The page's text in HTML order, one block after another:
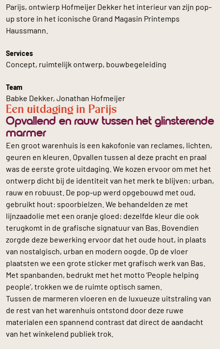
Parijs, ontwierp Hofmeijer Dekker het interieur van zijn pop-
up store in het iconische Grand Magasin Printemps
Haussmann.
Services
Concept, ruimtelijk ontwerp, bouwbegeleiding
Team
Babke Dekker, Jonathan Hofmeijer
Een uitdaging in Parijs
Opvallend en rauw tussen het glinsterende
marmer
Een groot warenhuis is een kakofonie van reclames, lichten,
geuren en kleuren. Opvallen tussen al deze pracht en praal
was de eerste grote uitdaging. We kozen ervoor om met het
ontwerp dicht bij de identiteit van het merk te blijven: urban,
rauw en robuust. De pop-up werd opgebouwd met oud,
gebruikt hout: spoorbielzen. We behandelden ze met
lijnzaadolie met een oranje gloed: dezelfde kleur die ook
terugkomt in de grafische signatuur van Bas. Bovendien
zorgde deze bewerking ervoor dat het oude hout, in plaats
van nostalgisch, urban en modern oogde. Op de vloer
plaatsten we een grote sticker met grafisch werk van Bas.
Met spanbanden, bedrukt met het motto ‘People helping
people’, trokken we de ruimte optisch samen.
Tussen de marmeren vloeren en de luxueuze uitstraling van
de rest van het warenhuis ontstond door deze ruwe
materialen een spannend contrast dat direct de aandacht
van het winkelend publiek trok.